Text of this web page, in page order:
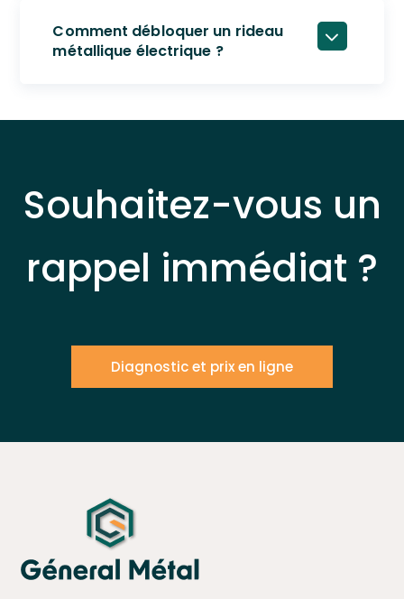
Comment débloquer un rideau
métallique électrique ?
Souhaitez-vous un
rappel immédiat ?
Diagnostic et prix en ligne